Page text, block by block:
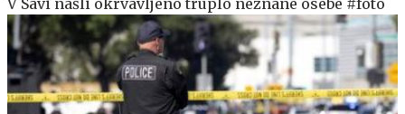
V Savi našli okrvavljeno truplo neznane osebe #foto